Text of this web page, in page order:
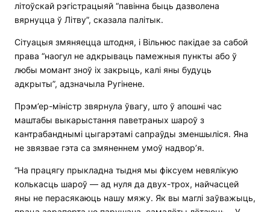
літоўскай рэгістрацыяй “павінна быць дазволена
вярнуцца ў Літву”, сказала палітык.
Сітуацыя змяняецца штодня, і Вільнюс пакідае за сабой
права “наогул не адкрываць памежныя пункты або ў
любы момант зноў іх закрыць, калі яны будуць
адкрыты”, адзначыла Ругінене.
Прэм’ер-міністр звярнула ўвагу, што ў апошні час
маштабы выкарыстання паветраных шароў з
кантрабанднымі цыгарэтамі сапраўды зменшыліся. Яна
не звязвае гэта са змяненнем умоў надвор’я.
“На працягу прыкладна тыдня мы фіксуем невялікую
колькасць шароў — ад нуля да двух-трох, найчасцей
яны не перасякаюць нашу мяжу. Як вы маглі заўважыць,